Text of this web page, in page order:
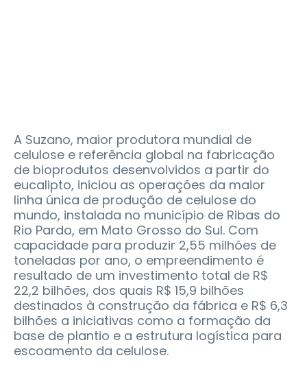
A Suzano, maior produtora mundial de
celulose e referência global na fabricação
de bioprodutos desenvolvidos a partir do
eucalipto, iniciou as operações da maior
linha única de produção de celulose do
mundo, instalada no município de Ribas do
Rio Pardo, em Mato Grosso do Sul. Com
capacidade para produzir 2,55 milhões de
toneladas por ano, o empreendimento é
resultado de um investimento total de R$
22,2 bilhões, dos quais R$ 15,9 bilhões
destinados à construção da fábrica e R$ 6,3
bilhões a iniciativas como a formação da
base de plantio e a estrutura logística para
escoamento da celulose.